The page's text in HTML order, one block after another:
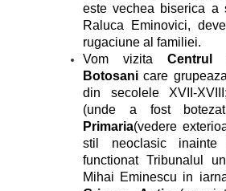
este vechea biserica a
Raluca Eminovici,
rugaciune al familiei.
Vom vizita Centrul
Botosanicare
din secolele XVII-
(unde a fost
Primaria(vedere
stil neoclasic
functionat Tribunalul
Mihai Eminescu in